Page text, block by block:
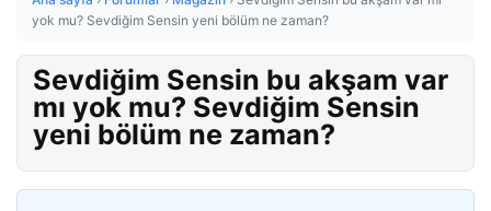
yok mu? Sevdiğim Sensin yeni bölüm ne zaman?
Sevdiğim Sensin bu akşam var
mı yok mu? Sevdiğim Sensin
yeni bölüm ne zaman?